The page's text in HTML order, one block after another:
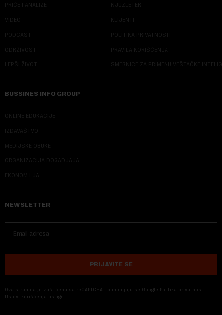
PRIČE I ANALIZE
VIDEO
PODCAST
ODRŽIVOST
LEPŠI ŽIVOT
NJUZLETER
KLIJENTI
POLITIKA PRIVATNOSTI
PRAVILA KORIŠĆENJA
SMERNICE ZA PRIMENU VEŠTAČKE
BUSSINES INFO GROUP
ONLINE EDUKACIJE
IZDAVAŠTVO
MEDIJSKE OBUKE
ORGANIZACIJA DOGADJAJA
EKONOM I JA
NEWSLETTER
PRIJAVITE SE
Ova stranica je zaštićena sa reCAPTCHA i primenjuju se Google Politika privatnosti i
Uslovi korišćenja usluge